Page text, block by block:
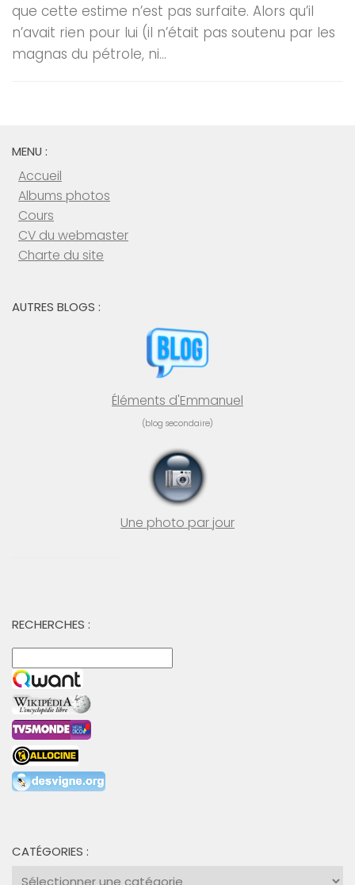
que cette estime n’est pas surfaite. Alors qu’il
n’avait rien pour lui (il n’était pas soutenu par les
magnas du pétrole, ni...
MENU :
Accueil
Albums photos
Cours
CV du webmaster
Charte du site
AUTRES BLOGS :
Éléments d'Emmanuel
(blog secondaire)
Une photo par jour
RECHERCHES :
CATÉGORIES :
Catégories